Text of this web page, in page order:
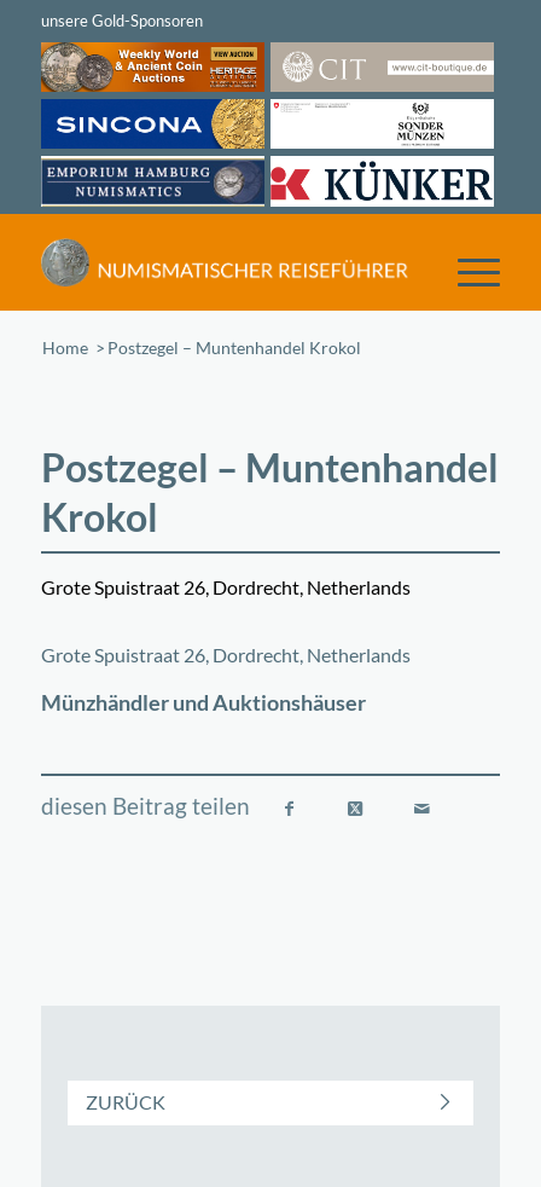
Home /Postzegel – Muntenhandel Krokol
Postzegel – Muntenhandel
Krokol
Grote Spuistraat 26, Dordrecht, Netherlands
+
Grote Spuistraat 26, Dordrecht, Netherlands
Münzhändler und Auktionshäuser
ZURÜCK